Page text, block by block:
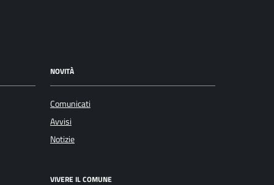
NOVITÀ
Comunicati
Avvisi
Notizie
VIVERE IL COMUNE